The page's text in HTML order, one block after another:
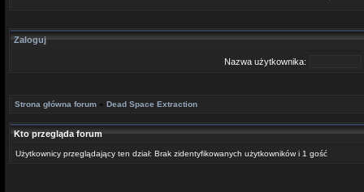
Zaloguj
Nazwa użytkownika:
Strona główna forum » Dead Space Extraction
Kto przegląda forum
Użytkownicy przeglądający ten dział: Brak zidentyfikowanych użytkowników i 1 gość